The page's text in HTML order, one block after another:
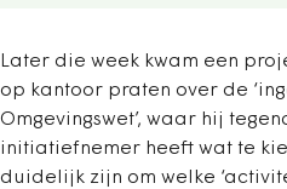
Later die week kwam een
op kantoor praten over de
Omgevingswet’, waar hij
initiatiefnemer heeft wat te
duidelijk zijn om welke